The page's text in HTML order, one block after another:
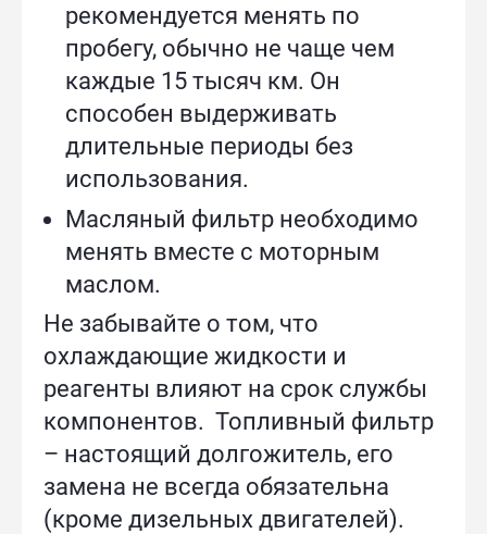
рекомендуется менять по
пробегу, обычно не чаще чем
каждые 15 тысяч км. Он
способен выдерживать
длительные периоды без
использования.
Масляный фильтр необходимо
менять вместе с моторным
маслом.
Не забывайте о том, что
охлаждающие жидкости и
реагенты влияют на срок службы
компонентов. Топливный фильтр
– настоящий долгожитель, его
замена не всегда обязательна
(кроме дизельных двигателей).